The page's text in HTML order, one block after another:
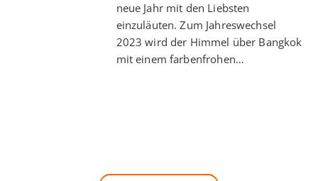
neue Jahr mit den Liebsten
einzuläuten. Zum Jahreswechsel
2023 wird der Himmel über Bangkok
mit einem farbenfrohen…